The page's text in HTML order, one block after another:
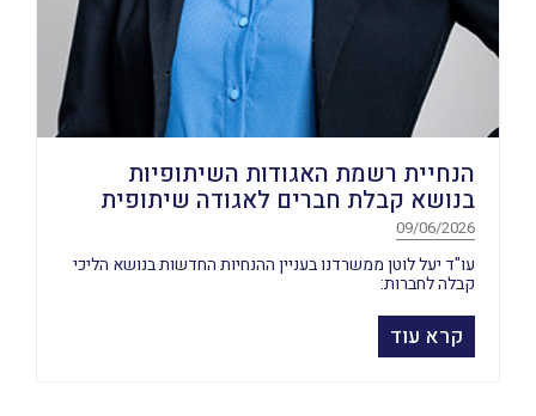
הנחיית רשמת האגודות השיתופיות
בנושא קבלת חברים לאגודה שיתופית
09/06/2026
עו"ד יעל לוטן ממשרדנו בעניין ההנחיות החדשות בנושא הליכי
קבלה לחברות:
קרא עוד